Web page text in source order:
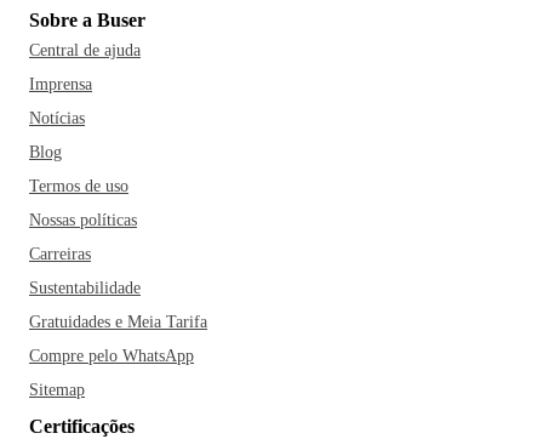
Sobre a Buser
Central de ajuda
Imprensa
Notícias
Blog
Termos de uso
Nossas políticas
Carreiras
Sustentabilidade
Gratuidades e Meia Tarifa
Compre pelo WhatsApp
Sitemap
Certificações